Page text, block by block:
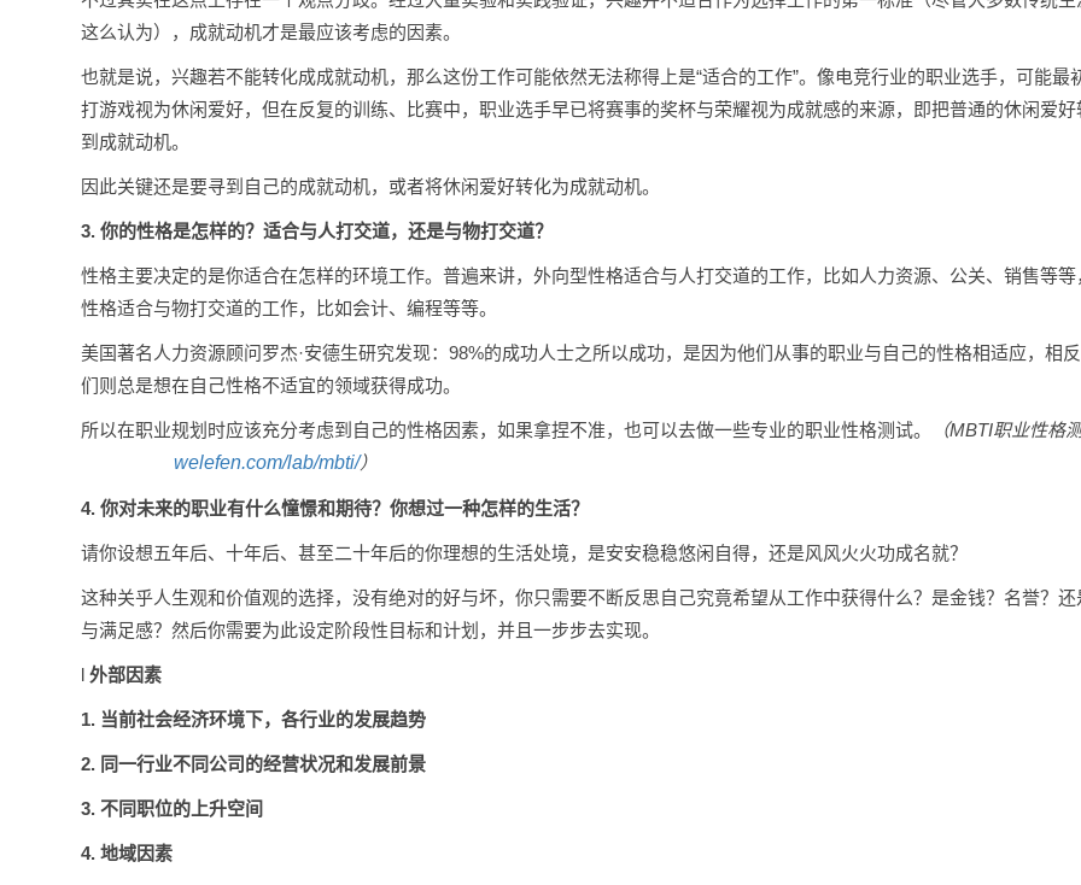
这么认为），成就动机才是最应该考虑的因素。
也就是说，兴趣若不能转化成成就动机，那么这份工作可能依然无法称得上是“适合的工作”。像电竞行业的职业选手，可能最
打游戏视为休闲爱好，但在反复的训练、比赛中，职业选手早已将赛事的奖杯与荣耀视为成就感的来源，即把普通的休闲爱好
到成就动机。
因此关键还是要寻到自己的成就动机，或者将休闲爱好转化为成就动机。
3. 你的性格是怎样的？适合与人打交道，还是与物打交道？
性格主要决定的是你适合在怎样的环境工作。普遍来讲，外向型性格适合与人打交道的工作，比如人力资源、公关、销售等等
性格适合与物打交道的工作，比如会计、编程等等。
美国著名人力资源顾问罗杰·安德生研究发现：98%的成功人士之所以成功，是因为他们从事的职业与自己的性格相适应，相
们则总是想在自己性格不适宜的领域获得成功。
所以在职业规划时应该充分考虑到自己的性格因素，如果拿捏不准，也可以去做一些专业的职业性格测试。
（MBTI职业性格
welefen.com/lab/mbti/）
4. 你对未来的职业有什么憧憬和期待？你想过一种怎样的生活？
请你设想五年后、十年后、甚至二十年后的你理想的生活处境，是安安稳稳悠闲自得，还是风风火火功成名就？
这种关乎人生观和价值观的选择，没有绝对的好与坏，你只需要不断反思自己究竟希望从工作中获得什么？是金钱？名誉？还
与满足感？然后你需要为此设定阶段性目标和计划，并且一步步去实现。
l 外部因素
1. 当前社会经济环境下，各行业的发展趋势
2. 同一行业不同公司的经营状况和发展前景
3. 不同职位的上升空间
4. 地域因素